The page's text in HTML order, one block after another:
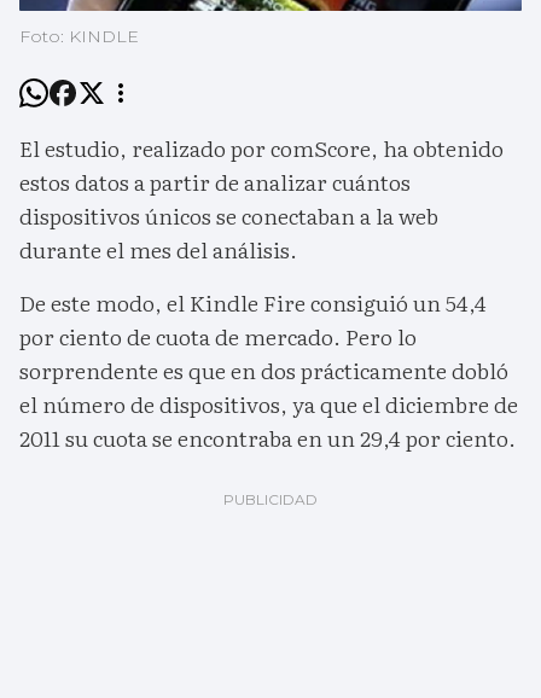
Foto: KINDLE
El estudio, realizado por comScore, ha obtenido
estos datos a partir de analizar cuántos
dispositivos únicos se conectaban a la web
durante el mes del análisis.
De este modo, el Kindle Fire consiguió un 54,4
por ciento de cuota de mercado. Pero lo
sorprendente es que en dos prácticamente dobló
el número de dispositivos, ya que el diciembre de
2011 su cuota se encontraba en un 29,4 por ciento.